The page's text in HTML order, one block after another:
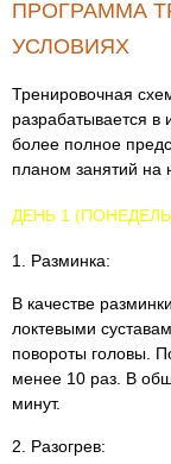
ПРОГРАММА
УСЛОВИЯХ
Тренировочная
разрабатывается
более полное
планом занятий на
ДЕНЬ 1
1. Разминка:
В качестве
локтевыми
повороты головы.
менее 10 раз. В
минут.
2. Разогрев: